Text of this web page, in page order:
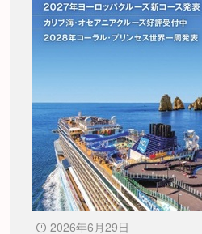
2026年6月29日